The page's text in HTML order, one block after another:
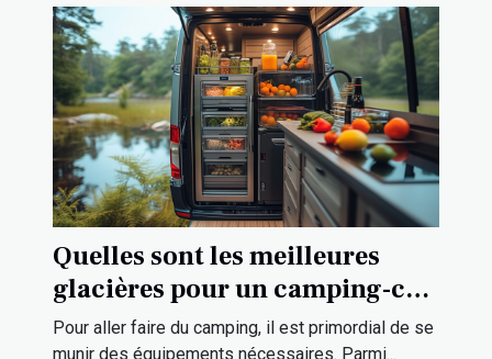
Quelles sont les meilleures
glacières pour un camping-car
?
Pour aller faire du camping, il est primordial de se
munir des équipements nécessaires. Parmi...